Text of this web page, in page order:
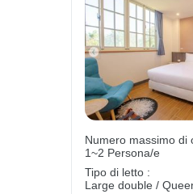
Numero massimo di
1~2 Persona/e
Tipo di letto :
Large double /